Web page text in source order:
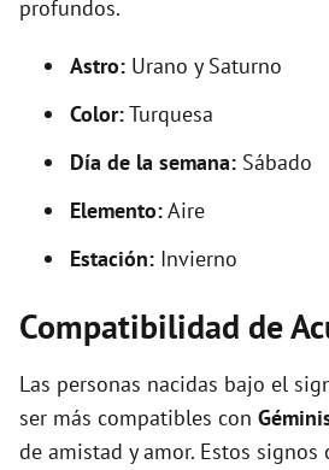
profundos.
Astro: Urano y Saturno
Color:Turquesa
Día de la semana: Sábado
Elemento:Aire
Estación: Invierno
Compatibilidad de
Las personas nacidas bajo el
ser más compatibles con
de amistad y amor. Estos signos